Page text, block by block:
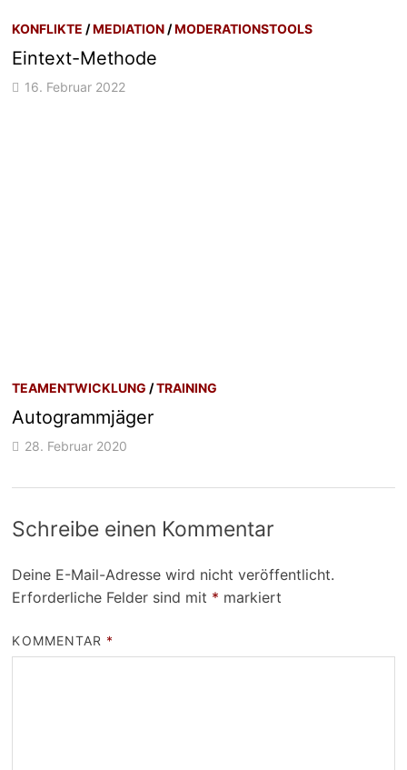
KONFLIKTE /MEDIATION/MODERATIONSTOOLS
Eintext-Methode
16. Februar 2022
TEAMENTWICKLUNG /TRAINING
Autogrammjäger
28. Februar 2020
Schreibe einen Kommentar
Deine E-Mail-Adresse wird nicht veröffentlicht.
Erforderliche Felder sind mit * markiert
KOMMENTAR *